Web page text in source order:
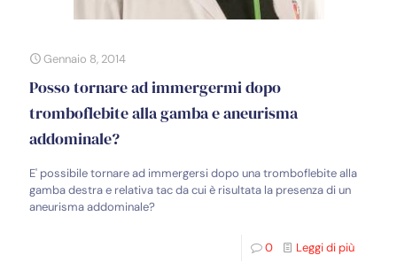
Gennaio 8, 2014
Posso tornare ad immergermi dopo
tromboflebite alla gamba e aneurisma
addominale?
E' possibile tornare ad immergersi dopo una tromboflebite alla
gamba destra e relativa tac da cui è risultata la presenza di un
aneurisma addominale?
0 Leggi di più